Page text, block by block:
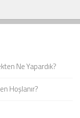
Ne Yapardık?
Hoşlanır?